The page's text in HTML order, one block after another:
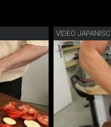
VIDEO